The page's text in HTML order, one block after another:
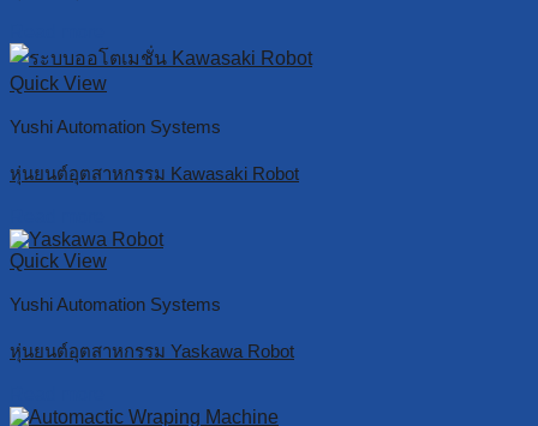
Quick View
Yushi Automation Systems
หุ่นยนต์อุตสาหกรรม Kawasaki Robot
Quick View
Yushi Automation Systems
หุ่นยนต์อุตสาหกรรม Yaskawa Robot